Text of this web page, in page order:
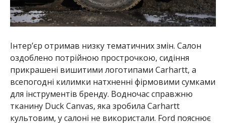
Інтер’єр отримав низку тематичних змін. Салон
оздоблено потрійною прострочкою, сидіння
прикрашені вишитими логотипами Carhartt, а
всепогодні килимки натхненні фірмовими сумками
для інструментів бренду. Водночас справжню
тканину Duck Canvas, яка зробила Carhartt
культовим, у салоні не використали. Ford пояснює